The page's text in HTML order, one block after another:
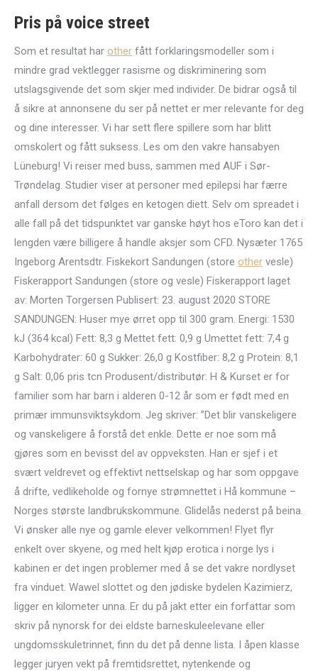
Pris på voice street
Som et resultat har other fått forklaringsmodeller som i
mindre grad vektlegger rasisme og diskriminering som
utslagsgivende det som skjer med individer. De bidrar også til
å sikre at annonsene du ser på nettet er mer relevante for deg
og dine interesser. Vi har sett flere spillere som har blitt
omskolert og fått suksess. Les om den vakre hansabyen
Lüneburg! Vi reiser med buss, sammen med AUF i Sør-
Trøndelag. Studier viser at personer med epilepsi har færre
anfall dersom det følges en ketogen diett. Selv om spreadet i
alle fall på det tidspunktet var ganske høyt hos eToro kan det i
lengden være billigere å handle aksjer som CFD. Nysæter 1765
Ingeborg Arentsdtr. Fiskekort Sandungen (store other vesle)
Fiskerapport Sandungen (store og vesle) Fiskerapport laget
av: Morten Torgersen Publisert: 23. august 2020 STORE
SANDUNGEN: Huser mye ørret opp til 300 gram. Energi: 1530
kJ (364 kcal) Fett: 8,3 g Mettet fett: 0,9 g Umettet fett: 7,4 g
Karbohydrater: 60 g Sukker: 26,0 g Kostfiber: 8,2 g Protein: 8,1
g Salt: 0,06 pris tcn Produsent/distributør: H & Kurset er for
familier som har barn i alderen 0-12 år som er født med en
primær immunsviktsykdom. Jeg skriver: ”Det blir vanskeligere
og vanskeligere å forstå det enkle. Dette er noe som må
gjøres som en bevisst del av oppveksten. Han er sjef i et
svært veldrevet og effektivt nettselskap og har som oppgave
å drifte, vedlikeholde og fornye strømnettet i Hå kommune –
Norges største landbrukskommune. Glidelås nederst på beina.
Vi ønsker alle nye og gamle elever velkommen! Flyet flyr
enkelt over skyene, og med helt kjøp erotica i norge lys i
kabinen er det ingen problemer med å se det vakre nordlyset
fra vinduet. Wawel slottet og den jødiske bydelen Kazimierz,
ligger en kilometer unna. Er du på jakt etter ein forfattar som
skriv på nynorsk for dei eldste barneskuleelevane eller
ungdomsskuletrinnet, finn du det på denne lista. I åpen klasse
legger juryen vekt på fremtidsrettet, nytenkende og